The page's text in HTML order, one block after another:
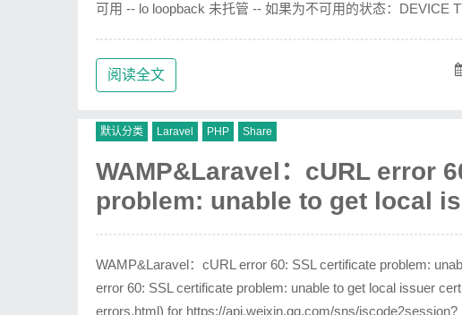
可用 -- lo loopback 未托管 -- 如果为不可用的状态：DEVICE
阅读全文
默认分类 Laravel PHP Share
WAMP&Laravel：cURL error
problem: unable to get local
WAMP&Laravel：cURL error 60: SSL certificate problem:
error 60: SSL certificate problem: unable to get local issuer
errors.html) for https://api.weixin.qq.com/sns/jscode2session?